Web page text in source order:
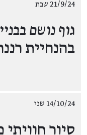
21/9/24 שבת
גוף נושם
בהנחיית
14/10/24 שני
סיור